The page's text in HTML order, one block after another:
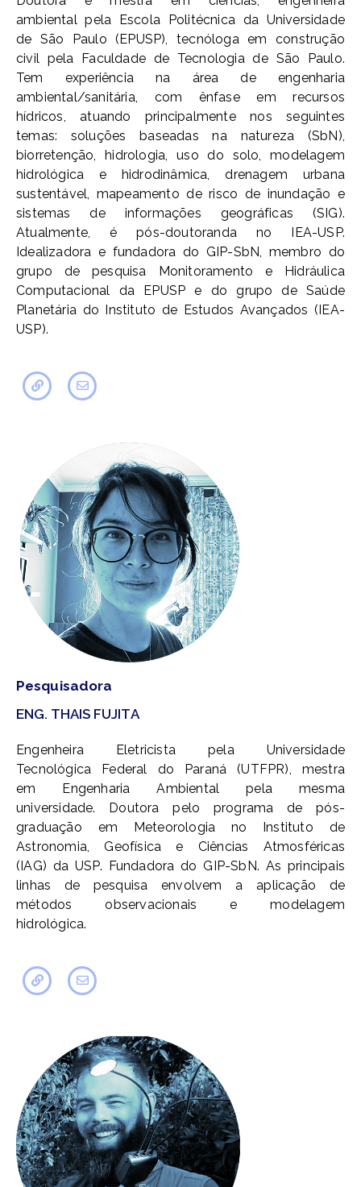
ambiental pela Escola Politécnica da Universidade
de São Paulo (EPUSP), tecnóloga em construção
civil pela Faculdade de Tecnologia de São Paulo.
Tem experiência na área de engenharia
ambiental/sanitária, com ênfase em recursos
hídricos, atuando principalmente nos seguintes
temas: soluções baseadas na natureza (SbN),
biorretenção, hidrologia, uso do solo, modelagem
hidrológica e hidrodinâmica, drenagem urbana
sustentável, mapeamento de risco de inundação e
sistemas de informações geográficas (SIG).
Atualmente, é pós-doutoranda no IEA-USP.
Idealizadora e fundadora do GIP-SbN, membro do
grupo de pesquisa Monitoramento e Hidráulica
Computacional da EPUSP e do grupo de Saúde
Planetária do Instituto de Estudos Avançados (IEA-
USP).
Pesquisadora
ENG. THAIS FUJITA
Engenheira Eletricista pela Universidade
Tecnológica Federal do Paraná (UTFPR), mestra
em Engenharia Ambiental pela mesma
universidade. Doutora pelo programa de pós-
graduação em Meteorologia no Instituto de
Astronomia, Geofísica e Ciências Atmosféricas
(IAG) da USP. Fundadora do GIP-SbN. As principais
linhas de pesquisa envolvem a aplicação de
métodos observacionais e modelagem
hidrológica.